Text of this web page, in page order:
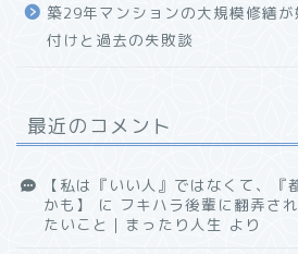
築29年マンションの大規模修繕
付けと過去の失敗談
最近のコメント
【私は『いい人』ではなくて、
かも】
に フキハラ後輩に翻弄さ
たいこと｜まったり人生 より